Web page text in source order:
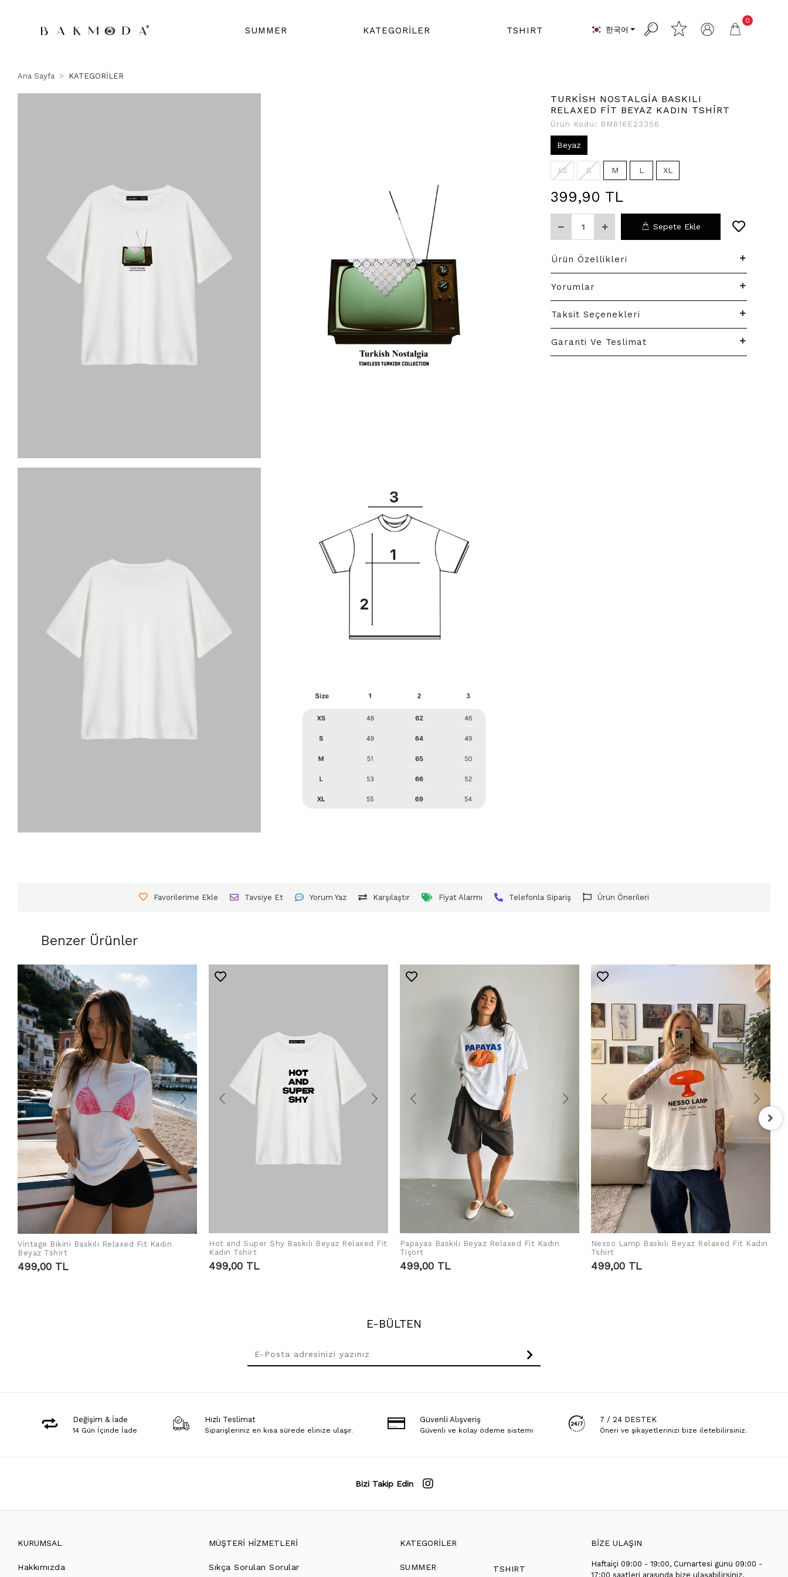
SUMMER KATEGORİLER TSHIRT 한국어
0
Ana Sayfa KATEGORİLER
TURKİSH NOSTALGİA BASKILI
RELAXED FİT BEYAZ KADIN TSHİRT
Ürün Kodu: BM816E23356
Beyaz
XS S M L XL
399,90 TL
Sepete Ekle
Ürün Özellikleri
Yorumlar
Taksit Seçenekleri
Garanti Ve Teslimat
Favorilerime Ekle Tavsiye Et Yorum Yaz Karşılaştır Fiyat Alarmı Telefonla Sipariş Ürün Önerileri
Benzer Ürünler
Vintage Bikini Baskılı Relaxed Fit Kadın
Beyaz Tshirt
499,00 TL
SEPETE EKLE
Hot and Super Shy Baskılı Beyaz Relaxed Fit
Kadın Tshirt
499,00 TL
SEPETE EKLE
Papayas Baskılı Beyaz Relaxed Fit Kadın
Tişört
499,00 TL
SEPETE EKLE
Nesso Lamp Baskılı Beyaz Relaxed Fit Kadın
Tshirt
499,00 TL
E-BÜLTEN
Değişim & İade
14 Gün İçinde İade
Hızlı Teslimat
Siparişleriniz en kısa sürede elinize ulaşır.
Güvenli Alışveriş
Güvenli ve kolay ödeme sistemi
7 / 24 DESTEK
Öneri ve şikayetlerinizi bize iletebilirsiniz.
Bizi Takip Edin
KURUMSAL
Hakkımızda
MÜŞTERİ HİZMETLERİ
Sıkça Sorulan Sorular
KATEGORİLER
SUMMER TSHIRT
BİZE ULAŞIN
Haftaiçi 09:00 - 19:00, Cumartesi günü 09:00 -
17:00 saatleri arasında bize ulaşabilirsiniz.